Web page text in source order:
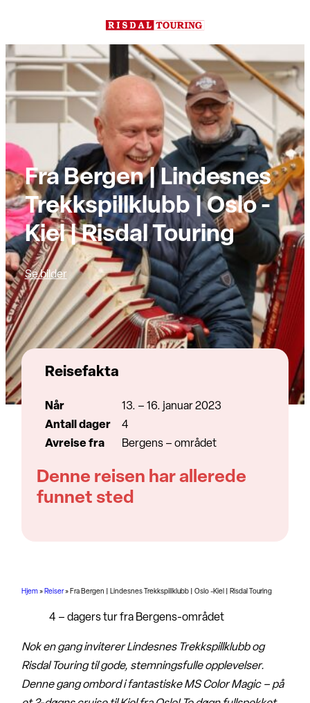
innhold
Fra Bergen | Lindesnes
Trekkspillklubb | Oslo -
Kiel | Risdal Touring
Se bilder
Hjem» Reiser» Fra Bergen | Lindesnes Trekkspillklubb | Oslo -Kiel | Risdal Touring
4 – dagers tur fra Bergens-området
Nok en gang inviterer Lindesnes Trekkspillklubb og
Risdal Touring til gode, stemningsfulle opplevelser.
Denne gang ombord i fantastiske MS Color Magic – på
Reisefakta
Når
13. – 16. januar 2023
Antall dager
4
Avreise fra
Bergens – området
Denne reisen har allerede
funnet sted